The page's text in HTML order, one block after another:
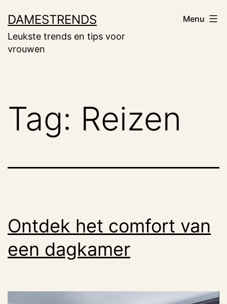
naar
de
DAMESTRENDS
Leukste trends en tips voor
vrouwen
Menu
Tag: Reizen
Ontdek het comfort van
een dagkamer